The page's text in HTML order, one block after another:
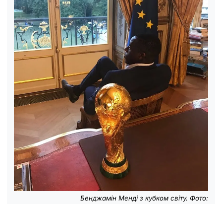
Бенджамін Мендіз кубком світу. Фото: